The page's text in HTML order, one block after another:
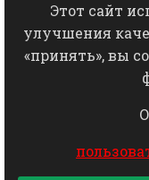
Копирование,
хранение,
материалов
КПК
© 2024
Этот сайт
улучшения
«принять», вы